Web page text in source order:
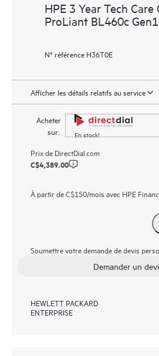
HPE 3 Year Tech
ProLiant BL460c
N° référence H36T0E
Afficher les détails relatifs au service
Acheter
sur:
En stock!
Prix de DirectDial.com
C$4,389.00
À partir deC$150/mois avec HPE
Soumettre votre demande de devis
Demander un
HEWLETT PACKARD
ENTERPRISE